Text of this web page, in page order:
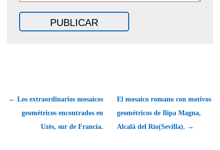
← Los extraordinarios mosaicos
geométricos encontrados en
Uzès, sur de Francia.
El mosaico romano con motivos
geométricos de Ilipa Magna,
Alcalá del Río(Sevilla). →